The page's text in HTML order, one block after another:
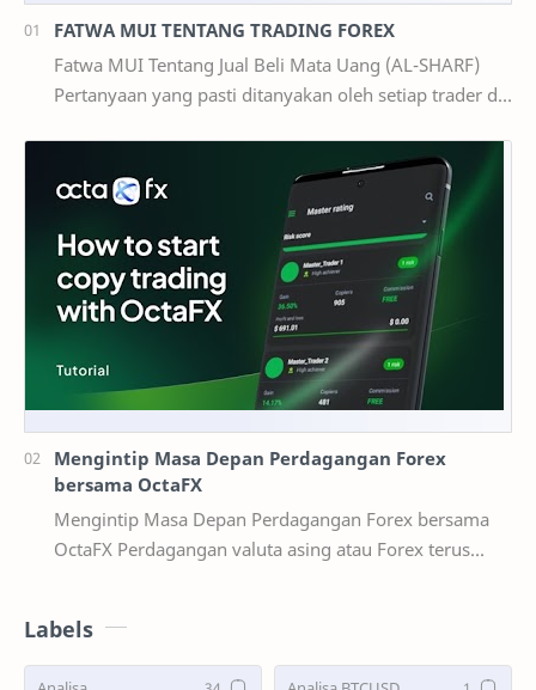
FATWA MUI TENTANG TRADING FOREX
Fatwa MUI Tentang Jual Beli Mata Uang (AL-SHARF)
Pertanyaan yang pasti ditanyakan oleh setiap trader di
Mengintip Masa Depan Perdagangan Forex
bersama OctaFX
Mengintip Masa Depan Perdagangan Forex bersama
OctaFX Perdagangan valuta asing atau Forex terus
Labels